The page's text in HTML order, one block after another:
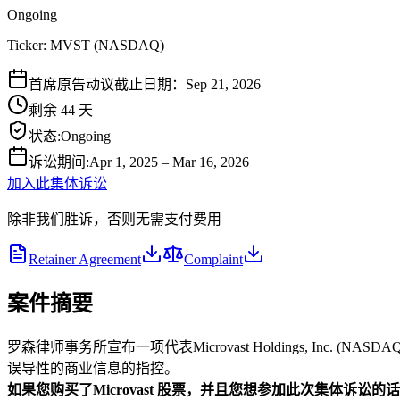
Ongoing
Ticker: MVST (NASDAQ)
首席原告动议截止日期：Sep 21, 2026
剩余 44 天
状态:Ongoing
诉讼期间 :Apr 1, 2025 – Mar 16, 2026
加入此集体诉讼
除非我们胜诉，否则无需支付费用
Retainer Agreement Complaint
案件摘要
罗森律师事务所宣布一项代表Microvast Holdings, Inc.
误导性的商业信息的指控。
如果您购买了Microvast 股票，并且您想参加此次集体诉讼的